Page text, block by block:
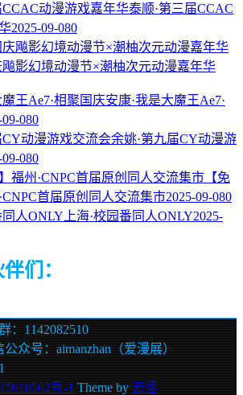
泰顺·第三届CCAC
2025-09-080
飚影幻境动漫节×潮柚次元动漫嘉年华
安康·我是大魔王Ae7·
09-080
余姚·第九届CY动漫游
09-080
【免
首届原创同人交流集市2025-09-080
上海·校园番同人ONLY2025-
们：
：1142082510
众号：aimanzhan（爱漫展）
号-1 Theme by 云落